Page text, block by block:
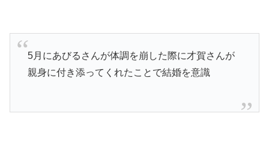
5月にあびるさんが体調を崩した際に才賀さんが
親身に付き添ってくれたことで結婚を意識